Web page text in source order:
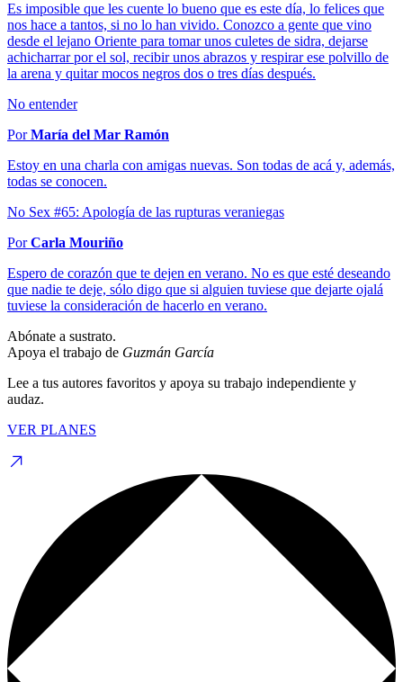
Es imposible que les cuente lo bueno que es este día, lo felices que
nos hace a tantos, si no lo han vivido. Conozco a gente que vino
desde el lejano Oriente para tomar unos culetes de sidra, dejarse
achicharrar por el sol, recibir unos abrazos y respirar ese polvillo de
la arena y quitar mocos negros dos o tres días después.
No entender
PorMaría del Mar Ramón
Estoy en una charla con amigas nuevas. Son todas de acá y, además,
todas se conocen.
No Sex #65: Apología de las rupturas veraniegas
PorCarla Mouriño
Espero de corazón que te dejen en verano. No es que esté deseando
que nadie te deje, sólo digo que si alguien tuviese que dejarte ojalá
tuviese la consideración de hacerlo en verano.
Abónate a sustrato.
Apoya el trabajo de Guzmán García
Lee a tus autores favoritos y apoya su trabajo independiente y
audaz.
VER PLANES